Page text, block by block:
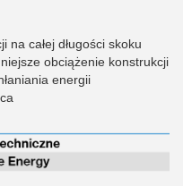
całej długości skoku
obciążenie konstrukcji
energii